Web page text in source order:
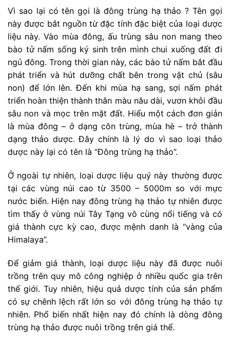
Vì sao lại có tên gọi là đông trùng hạ thảo ? Tên gọi
này được bắt nguồn từ đặc tính đặc biệt của loại dược
liệu này. Vào mùa đông, ấu trùng sâu non mang theo
bào tử nấm sống ký sinh trên mình chui xuống đất đi
ngủ đông. Trong thời gian này, các bào tử nấm bắt đầu
phát triển và hút dưỡng chất bên trong vật chủ (sâu
non) để lớn lên. Đến khi mùa hạ sang, sợi nấm phát
triển hoàn thiện thành thân màu nâu dài, vươn khỏi đầu
sâu non và mọc trên mặt đất. Hiểu một cách đơn giản
là mùa đông – ở dạng côn trùng, mùa hè – trở thành
dạng thảo dược. Đây chính là lý do vì sao loại thảo
dược này lại có tên là “Đông trùng hạ thảo”.
Ở ngoài tự nhiên, loại dược liệu quý này thường được
tại các vùng núi cao từ 3500 – 5000m so với mực
nước biển. Hiện nay đông trùng hạ thảo tự nhiên được
tìm thấy ở vùng núi Tây Tạng vô cùng nổi tiếng và có
giá thành cực kỳ cao, được mệnh danh là “vàng của
Himalaya”.
Để giảm giá thành, loại dược liệu này đã được nuôi
trồng trên quy mô công nghiệp ở nhiều quốc gia trên
thế giới. Tuy nhiên, hiệu quả dược tính của sản phẩm
có sự chênh lệch rất lớn so với đông trùng hạ thảo tự
nhiên. Phổ biến nhất hiện nay đó chính là dòng đông
trùng hạ thảo được nuôi trồng trên giá thể.